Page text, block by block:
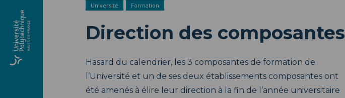
Université Formation
Direction des composantes
Hasard du calendrier, les 3 composantes de formation de
l’Université et un de ses deux établissements composantes ont
été amenés à élire leur direction à la fin de l’année universitaire